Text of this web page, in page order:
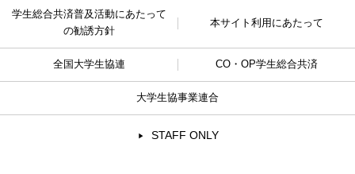
学生総合共済普及活動にあたって
の勧誘方針
本サイト利用にあたって
全国大学生協連 CO・OP学生総合共済
大学生協事業連合
STAFF ONLY